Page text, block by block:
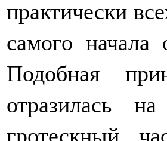
практически
самого
Подобная
отразилась
гротескный,